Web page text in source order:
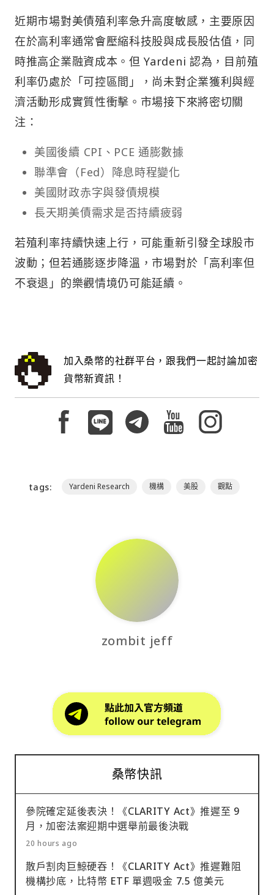
近期市場對美債殖利率急升高度敏感，主要原因
在於高利率通常會壓縮科技股與成長股估值，同
時推高企業融資成本。但 Yardeni 認為，目前殖
利率仍處於「可控區間」，尚未對企業獲利與經
濟活動形成實質性衝擊。市場接下來將密切關
注：
美國後續 CPI、PCE 通膨數據
聯準會（Fed）降息時程變化
美國財政赤字與發債規模
長天期美債需求是否持續疲弱
若殖利率持續快速上行，可能重新引發全球股市
波動；但若通膨逐步降溫，市場對於「高利率但
不衰退」的樂觀情境仍可能延續。
加入桑幣的社群平台，跟我們一起討論加密
貨幣新資訊！
tags: Yardeni Research 機構 美股 觀點
zombit jeff
桑幣快訊
參院確定延後表決！《CLARITY Act》推遲至 9
月，加密法案迎期中選舉前最後決戰
20 hours ago
散戶割肉巨鯨硬吞！《CLARITY Act》推遲難阻
機構抄底，比特幣 ETF 單週吸金 7.5 億美元